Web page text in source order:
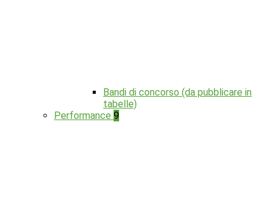
Bandi di concorso (da pubblicare in
tabelle)
Performance 9